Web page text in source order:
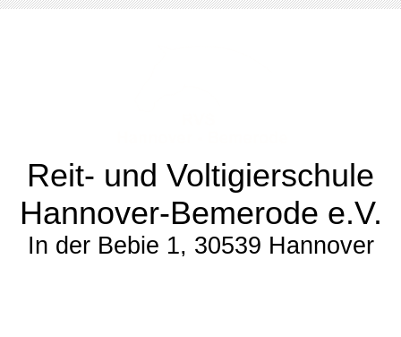
Reit- und Voltigierschule
Hannover-Bemerode e.V.
In der Bebie 1, 30539 Hannover